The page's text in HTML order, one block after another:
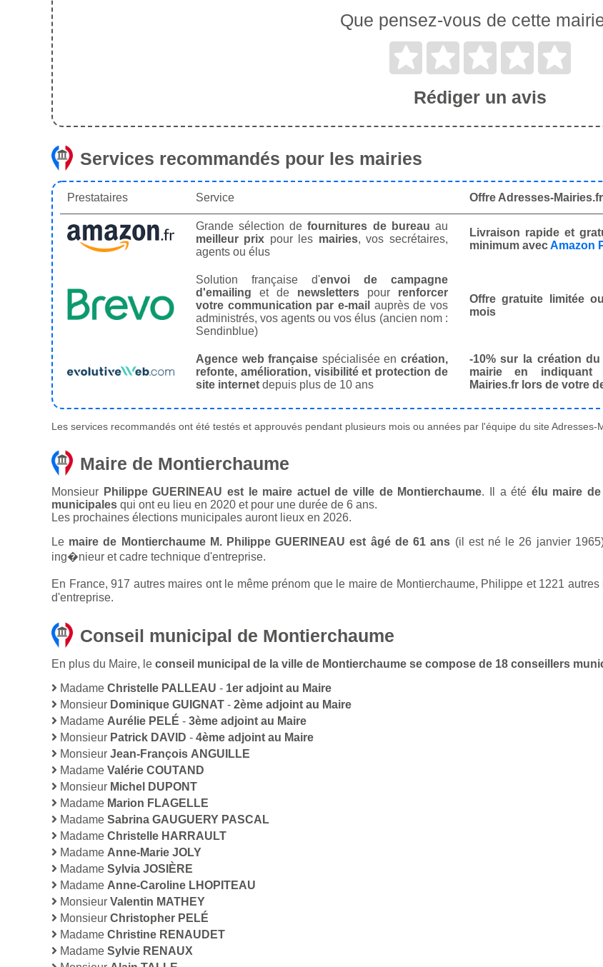
Que pensez-vous de cette
Rédiger un avis
Services recommandés pour les mairies
Prestataires Service Offre Adresses-Mairies.fr
Grande sélection defournitures de bureau au
meilleur prix pour les mairies, vos secrétaires,
agents ou élus
Livraison rapide et
minimum avecAmazon
Solution française d'envoi de campagne
d'emailing et de newsletterspour renforcer
votre communication par e-mail auprès de vos
administrés, vos agents ou vos élus (ancien nom :
Sendinblue)
Offre gratuite limitée
mois
Agence web française spécialisée en création,
refonte, amélioration, visibilité et protection de
site internet depuis plus de 10 ans
-10% sur la création
mairie en indiquant
Mairies.fr lors de votre
Les services recommandés ont été testés et approuvés pendant plusieurs mois ou années par l'équipe du site Adresses-
Maire de Montierchaume
Monsieur Philippe GUERINEAU est le maire actuel de ville de Montierchaume. Il a été élu maire
municipales qui ont eu lieu en 2020 et pour une durée de 6 ans.
Les prochaines élections municipales auront lieux en 2026.
Le maire de Montierchaume M. Philippe GUERINEAU est âgé de 61 ans (il est né le 26 janvier
ing�nieur et cadre technique d'entreprise.
En France, 917 autres maires ont le même prénom que le maire de Montierchaume, Philippe et 1221
d'entreprise.
Conseil municipal de Montierchaume
En plus du Maire, le conseil municipal de la ville de Montierchaume se compose de 18 conseillers
Madame Christelle PALLEAU - 1er adjoint au Maire
Monsieur Dominique GUIGNAT - 2ème adjoint au Maire
Madame Aurélie PELÉ - 3ème adjoint au Maire
Monsieur Patrick DAVID - 4ème adjoint au Maire
Monsieur Jean-François ANGUILLE
Madame Valérie COUTAND
Monsieur Michel DUPONT
Madame Marion FLAGELLE
Madame Sabrina GAUGUERY PASCAL
Madame Christelle HARRAULT
Madame Anne-Marie JOLY
Madame Sylvia JOSIÈRE
Madame Anne-Caroline LHOPITEAU
Monsieur Valentin MATHEY
Monsieur Christopher PELÉ
Madame Christine RENAUDET
Madame Sylvie RENAUX